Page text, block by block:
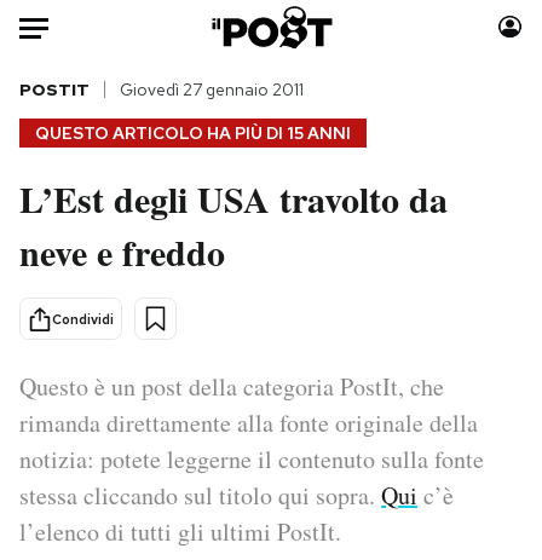
Auto
HOME
Italia
Politica
Tecnologia
Internet
Scienza
Cultura
Moda
Media
Europa
QUESTO ARTICOLO HA PIÙ DI 15 ANNI
POSTIT Giovedì 27 gennaio 2011
L’Est degli USA travolto da
neve e freddo
Condividi
Questo è un post della categoria PostIt, che
rimanda direttamente alla fonte originale della
notizia: potete leggerne il contenuto sulla fonte
stessa cliccando sul titolo qui sopra. Qui c’è
l’elenco di tutti gli ultimi PostIt.